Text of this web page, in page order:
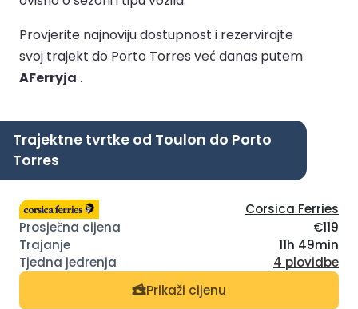
Provjerite najnoviju dostupnost i rezervirajte
svoj trajekt do Porto Torres već danas putem
AFerryja .
Trajektne tvrtke od Toulon do Porto
Torres
Corsica Ferries
€119
11h 49min
4 plovidbe
Prikaži cijenu